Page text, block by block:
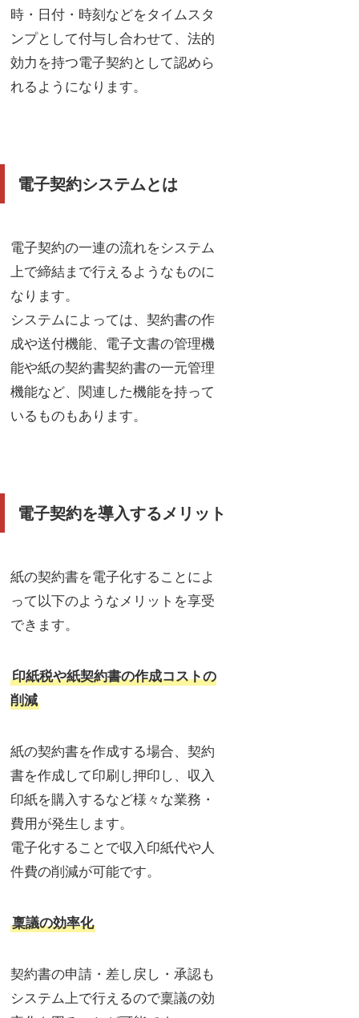
時・日付・時刻などをタイムスタ
ンプとして付与し合わせて、法的
効力を持つ電子契約として認めら
れるようになります。
電子契約システムとは
電子契約の一連の流れをシステム
上で締結まで行えるようなものに
なります。
システムによっては、契約書の作
成や送付機能、電子文書の管理機
能や紙の契約書契約書の一元管理
機能など、関連した機能を持って
いるものもあります。
電子契約を導入するメリット
紙の契約書を電子化することによ
って以下のようなメリットを享受
できます。
印紙税や紙契約書の作成コストの
削減
紙の契約書を作成する場合、契約
書を作成して印刷し押印し、収入
印紙を購入するなど様々な業務・
費用が発生します。
電子化することで収入印紙代や人
件費の削減が可能です。
稟議の効率化
契約書の申請・差し戻し・承認も
システム上で行えるので稟議の効